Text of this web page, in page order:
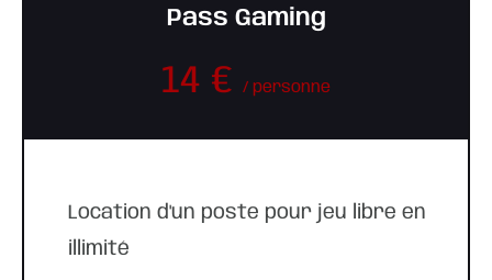
Pass Gaming
14 € / personne
Location d'un poste pour jeu libre en
illimité